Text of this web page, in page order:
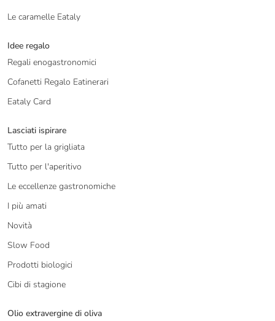
Le caramelle Eataly
Idee regalo
Regali enogastronomici
Cofanetti Regalo Eatinerari
Eataly Card
Lasciati ispirare
Tutto per la grigliata
Tutto per l'aperitivo
Le eccellenze gastronomiche
I più amati
Novità
Slow Food
Prodotti biologici
Cibi di stagione
Olio extravergine di oliva